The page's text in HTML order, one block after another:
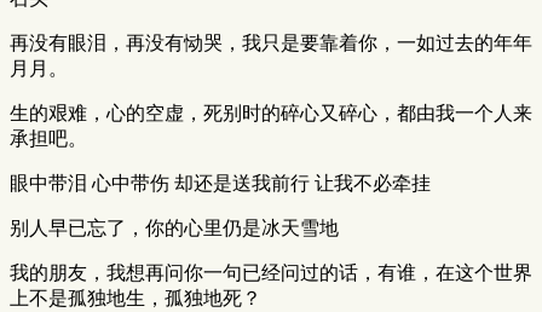
再没有眼泪，再没有恸哭，我只是要靠着你，一如过去的年年
月月。
生的艰难，心的空虚，死别时的碎心又碎心，都由我一个人来
承担吧。
眼中带泪 心中带伤 却还是送我前行 让我不必牵挂
别人早已忘了，你的心里仍是冰天雪地
我的朋友，我想再问你一句已经问过的话，有谁，在这个世界
上不是孤独地生，孤独地死？